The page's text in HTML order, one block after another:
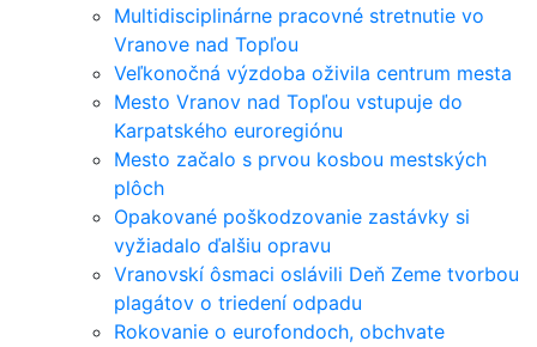
Multidisciplinárne pracovné stretnutie vo
Vranove nad Topľou
Veľkonočná výzdoba oživila centrum mesta
Mesto Vranov nad Topľou vstupuje do
Karpatského euroregiónu
Mesto začalo s prvou kosbou mestských
plôch
Opakované poškodzovanie zastávky si
vyžiadalo ďalšiu opravu
Vranovskí ôsmaci oslávili Deň Zeme tvorbou
plagátov o triedení odpadu
Rokovanie o eurofondoch, obchvate